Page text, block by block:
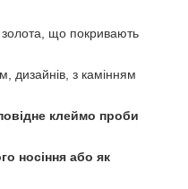
золота, що покривають
дизайнів, з камінням
клеймо проби
носіння або як